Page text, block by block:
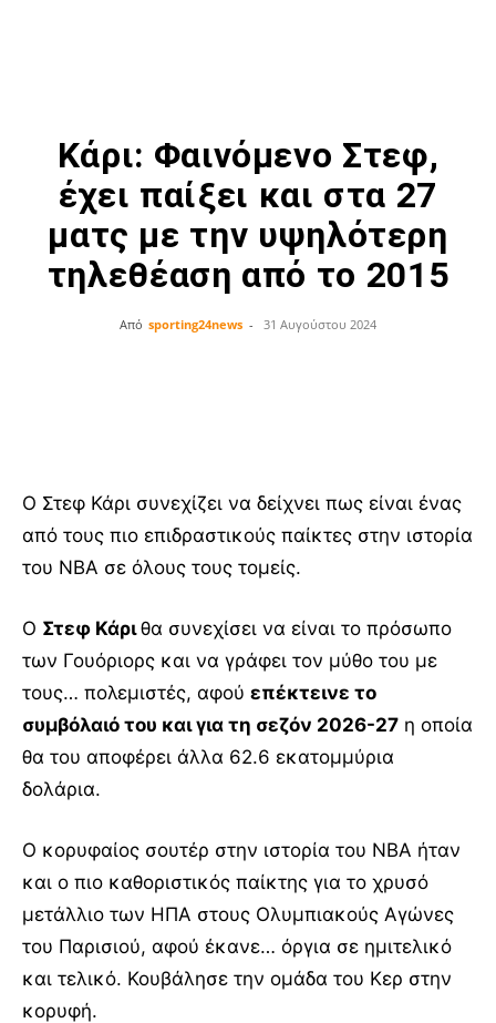
Kάρι: Φαινόμενο Στεφ,
έχει παίξει και στα 27
ματς με την υψηλότερη
τηλεθέαση από το 2015
Από sporting24news - 31 Αυγούστου 2024
Ο Στεφ Κάρι συνεχίζει να δείχνει πως είναι ένας
από τους πιο επιδραστικούς παίκτες στην ιστορία
του ΝΒΑ σε όλους τους τομείς.
O Στεφ Κάριθα συνεχίσει να είναι το πρόσωπο
των Γουόριορς και να γράφει τον μύθο του με
τους… πολεμιστές, αφού επέκτεινε το
συμβόλαιό του και για τη σεζόν 2026-27 η οποία
θα του αποφέρει άλλα 62.6 εκατομμύρια
δολάρια.
Ο κορυφαίος σουτέρ στην ιστορία του ΝΒΑ ήταν
και ο πιο καθοριστικός παίκτης για το χρυσό
μετάλλιο των ΗΠΑ στους Ολυμπιακούς Αγώνες
του Παρισιού, αφού έκανε… όργια σε ημιτελικό
και τελικό. Κουβάλησε την ομάδα του Κερ στην
κορυφή.